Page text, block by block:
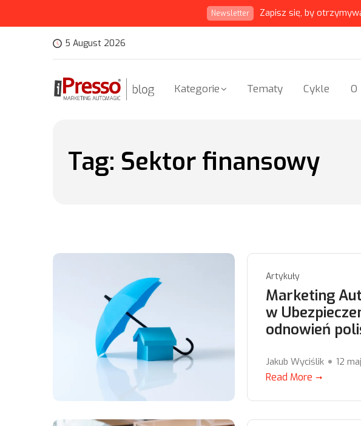
Newsletter Zapisz się, by
5 August 2026
Kategorie Tematy Cykle O
Tag: Sektor finansowy
Artykuły
Marketing
w
odnowień
Jakub Wyciślik 12
Read More